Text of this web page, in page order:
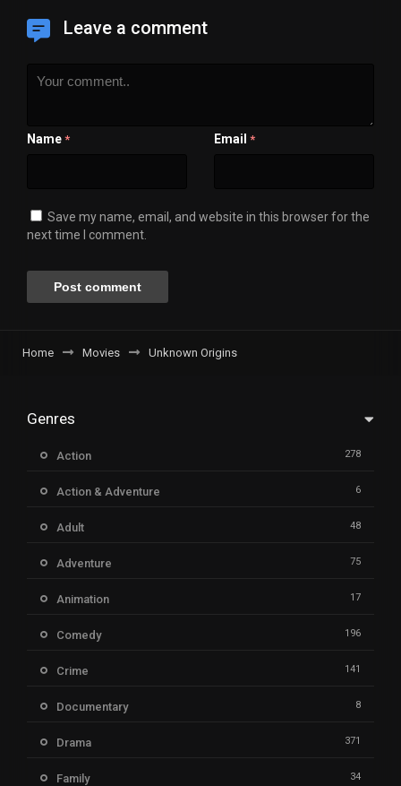
Leave a comment
Name * Email *
Save my name, email, and website in this browser for the
next time I comment.
Home Movies Unknown Origins
Genres
Action 278
Action & Adventure 6
Adult 48
Adventure 75
Animation 17
Comedy 196
Crime 141
Documentary 8
Drama 371
Family 34